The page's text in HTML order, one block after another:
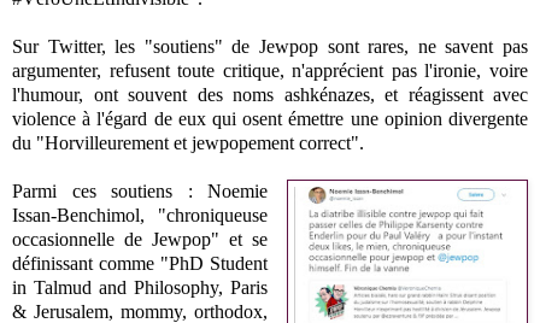
Sur Twitter, les "soutiens" de Jewpop sont rares, ne savent pas
argumenter, refusent toute critique, n'apprécient pas l'ironie, voire
l'humour, ont souvent des noms ashkénazes, et réagissent avec
violence à l'égard de eux qui osent émettre une opinion divergente
du "Horvilleurement et jewpopement correct".
Parmi ces soutiens : Noemie
Issan-Benchimol, "chroniqueuse
occasionnelle de Jewpop" et se
définissant comme "PhD Student
in Talmud and Philosophy, Paris
& Jerusalem, mommy, orthodox,